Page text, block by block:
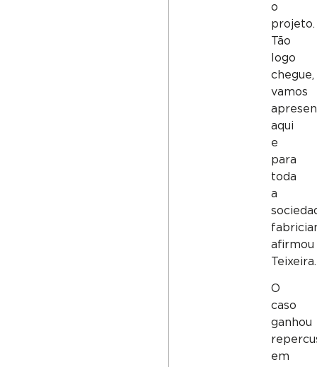
o
projeto.
Tão
logo
chegue,
vamos
aqui
e
para
toda
a
afirmou
Teixeira.
O
caso
ganhou
em